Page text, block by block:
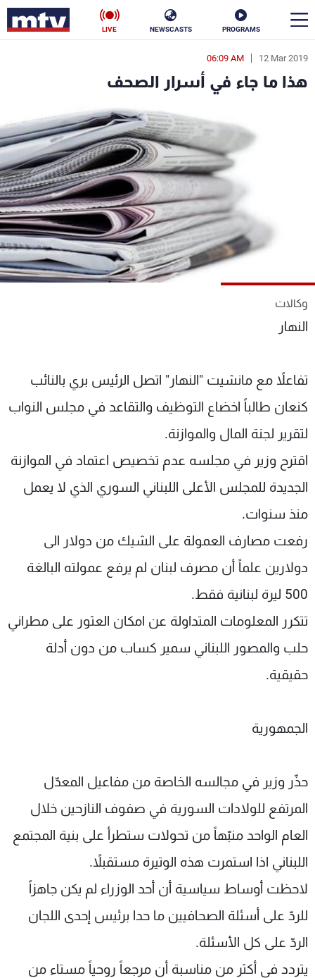
PROGRAMS
NEWSCASTS
LIVE
12 Mar 2019
06:09 AM
هذا ما جاء في أسرار الصحف
وكالات
النهار
تفاعلاً مع مانشيت "النهار" اتصل الرئيس بري بالنائب
كنعان طالباً اخضاع التوظيف والتقاعد في مجلس النواب
لتقرير لجنة المال والموازنة.
اقترح وزير في مجلسه عدم تخصيص اعتماد في الموازنة
الجديدة للمجلس الأعلى اللبناني السوري الذي لا يعمل
منذ سنوات.
رفعت مصارف العمولة على الشيك من دولار الى
دولارين علماً أن مصرف لبنان لم يرفع عمولته البالغة
500 ليرة لبنانية فقط.
تتكرر المعلومات المتداولة عن امكان العثور على مطراني
حلب والمصور اللبناني سمير كساب من دون أدلة
حقيقية.
الجمهورية
حذّر وزير في مجالسه الخاصة من مفاعيل المعدّل
المرتفع للولادات السورية في صفوف النازحين خلال
العام الواحد منبّهاً من تحولات ستطرأ على بنية المجتمع
اللبناني اذا استمرت هذه الوتيرة مستقبلاً.
لاحظت أوساط سياسية أن أحد الوزراء لم يكن جاهزاً
للردّ على أسئلة الصحافيين ما حدا برئيس إحدى اللجان
الردّ على كل الأسئلة.
يتردد في أكثر من مناسبة أن مرجعاً روحياً مستاء من
en
الأخبار
ناس
فن
رياضة
كأس العالم
جدول البرامج
شاهد البرامج
الإنـتـاج
تواصل معنا
سياسة الخصوصية